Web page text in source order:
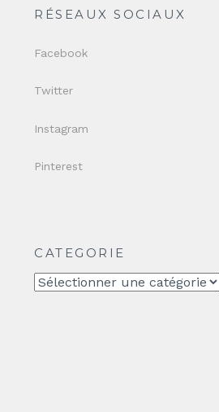
RÉSEAUX SOCIAUX
Facebook
Twitter
Instagram
Pinterest
CATEGORIE
CATEGORIE